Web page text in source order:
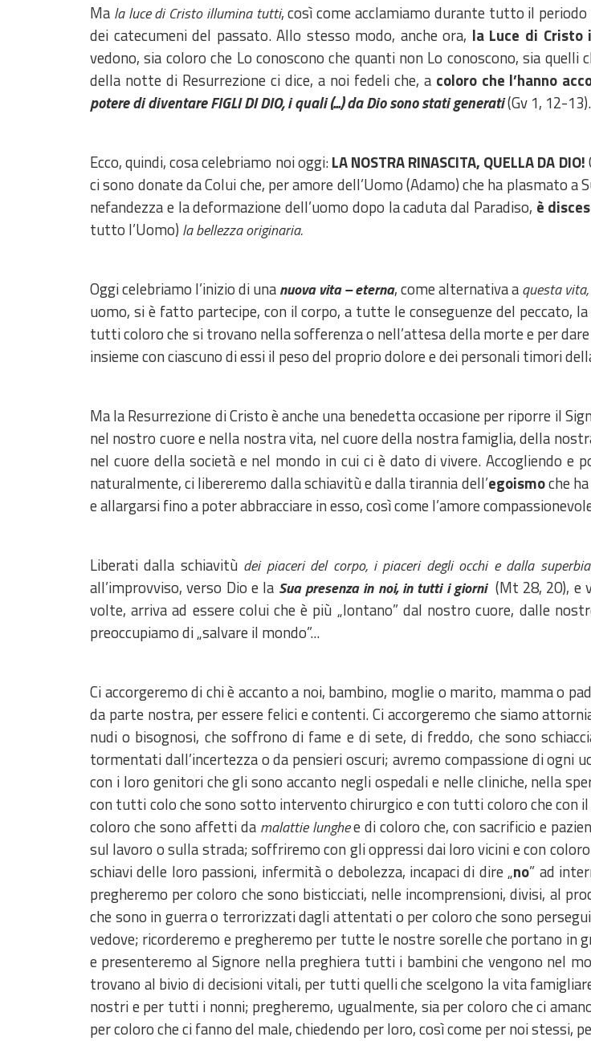
Ma la luce di Cristo illumina tutti, così come acclamiamo durante tutto il
dei catecumeni del passato. Allo stesso modo, anche ora, la Luce di
vedono, sia coloro che Lo conoscono che quanti non Lo conoscono, sia
della notte di Resurrezione ci dice, a noi fedeli che, a coloro che l’hanno
potere di diventare FIGLI DI DIO, i quali (...) da Dio sono stati generati(Gv 1, 12-13).
Ecco, quindi, cosa celebriamo noi oggi:LA NOSTRA RINASCITA, QUELLA DA DIO!
ci sono donate da Colui che, per amore dell’Uomo (Adamo) che ha plasmato a
nefandezza e la deformazione dell’uomo dopo la caduta dal Paradiso, è
tutto l’Uomo) la bellezza originaria.
Oggi celebriamo l’inizio di unanuova vita – eterna, come alternativa aquesta vita,
uomo, si è fatto partecipe, con il corpo, a tutte le conseguenze del peccato,
tutti coloro che si trovano nella sofferenza o nell’attesa della morte e per
insieme con ciascuno di essi il peso del proprio dolore e dei personali timori
Ma la Resurrezione di Cristo è anche una benedetta occasione per riporre il
nel nostro cuore e nella nostra vita, nel cuore della nostra famiglia, della
nel cuore della società e nel mondo in cui ci è dato di vivere. Accogliendo e
naturalmente, ci libereremo dalla schiavitù e dalla tirannia dell’egoismoche
e allargarsi fino a poter abbracciare in esso, così come l’amore
Liberati dalla schiavitù dei piaceri del corpo, i piaceri degli occhi e dalla
all’improvviso, verso Dio e la Sua presenza in noi, in tutti i giorni(Mt 28, 20), e
volte, arriva ad essere colui che è più „lontano” dal nostro cuore, dalle
preoccupiamo di „salvare il mondo”...
Ci accorgeremo di chi è accanto a noi, bambino, moglie o marito, mamma o
da parte nostra, per essere felici e contenti. Ci accorgeremo che siamo
nudi o bisognosi, che soffrono di fame e di sete, di freddo, che sono
tormentati dall’incertezza o da pensieri oscuri; avremo compassione di
con i loro genitori che gli sono accanto negli ospedali e nelle cliniche, nella
con tutti colo che sono sotto intervento chirurgico e con tutti coloro che con
coloro che sono affetti da malattie lunghee di coloro che, con sacrificio e
sul lavoro o sulla strada; soffriremo con gli oppressi dai loro vicini e con
schiavi delle loro passioni, infermità o debolezza, incapaci di dire „no” ad
pregheremo per coloro che sono bisticciati, nelle incomprensioni, divisi, al
che sono in guerra o terrorizzati dagli attentati o per coloro che sono
vedove; ricorderemo e pregheremo per tutte le nostre sorelle che portano
e presenteremo al Signore nella preghiera tutti i bambini che vengono nel
trovano al bivio di decisioni vitali, per tutti quelli che scelgono la vita
nostri e per tutti i nonni; pregheremo, ugualmente, sia per coloro che ci
per coloro che ci fanno del male, chiedendo per loro, così come per noi stessi,